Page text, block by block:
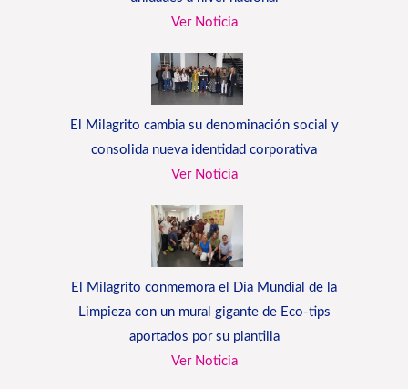
Ver Noticia
El Milagrito cambia su denominación social y
consolida nueva identidad corporativa
Ver Noticia
El Milagrito conmemora el Día Mundial de la
Limpieza con un mural gigante de Eco-tips
aportados por su plantilla
Ver Noticia